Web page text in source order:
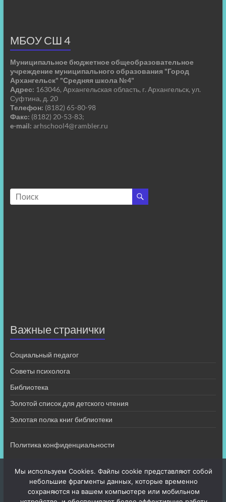
МБОУ СШ 4
Муниципальное бюджетное общеобразовательное
учреждение муниципального образования "Город
Архангельск" "Средняя школа №4"
Адрес: 163046, Архангельская область, г. Архангельск, ул.
Суфтина, д. 20
Телефон: (8182) 65-80-98
Факс: (8182) 20-53-83;
e-mail: arhschool4@rambler.ru
Важные странички
Социальный педагог
Советы психолога
Библиотека
Золотой список для детского чтения
Золотая полка книг библиотеки
Политика конфиденциальности
Мы используем Cookies. Файлы cookie представляют собой
небольшие фрагменты данных, которые временно
сохраняются на вашем компьютере или мобильном